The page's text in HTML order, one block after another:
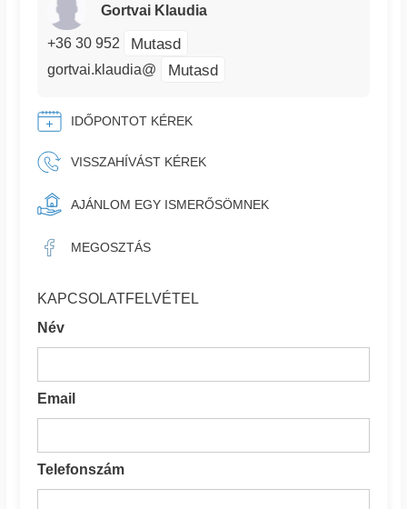
Gortvai Klaudia
+36 30 952 Mutasd
gortvai.klaudia@ Mutasd
IDŐPONTOT KÉREK
VISSZAHÍVÁST KÉREK
AJÁNLOM EGY ISMERŐSÖMNEK
MEGOSZTÁS
KAPCSOLATFELVÉTEL
Név
Email
Telefonszám